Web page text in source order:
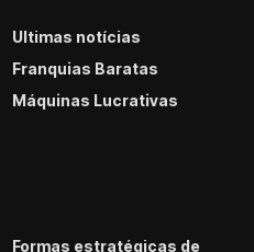
Últimas notícias
Franquias Baratas
Máquinas Lucrativas
Formas estratégicas de